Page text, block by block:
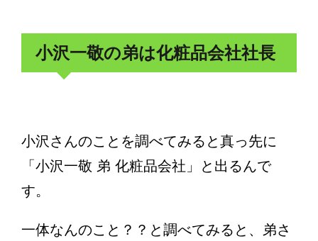
小沢一敬の弟は化粧品会社社長
小沢さんのことを調べてみると真っ先に
「小沢一敬 弟 化粧品会社」と出るんで
す。
一体なんのこと？？と調べてみると、弟さ